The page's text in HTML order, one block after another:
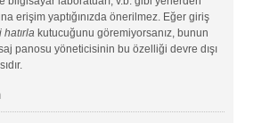
erişim yaptığınızda önerilmez. Eğer giriş
hatırlakutucuğunu göremiyorsanız, bunun
panosu yöneticisinin bu özelliği devre dışı